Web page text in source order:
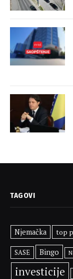
TAGOVI
Njemačka top
SASE Bingo
investicije